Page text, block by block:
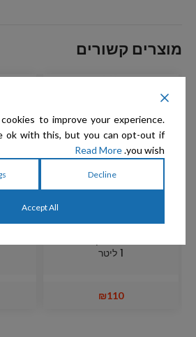
מוצרים קשורים
HYDRA – SILKY SMOOTH-
1 ליטר
₪110
to improve your experience.
ok with this, but you can opt-out if
you wish.
Read More
Decline
Accept All